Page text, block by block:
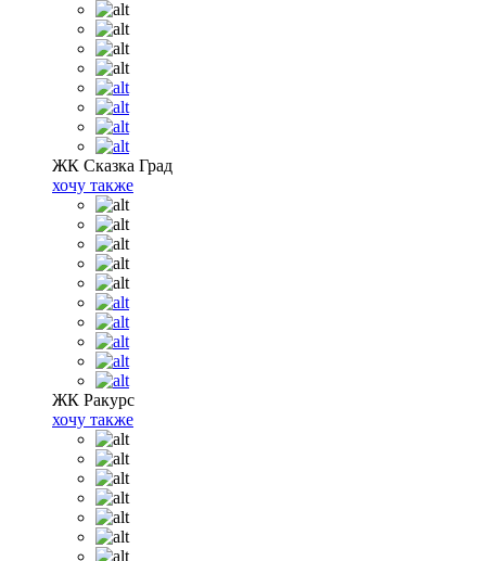
ЖК Сказка Град
хочу также
ЖК Ракурс
хочу также